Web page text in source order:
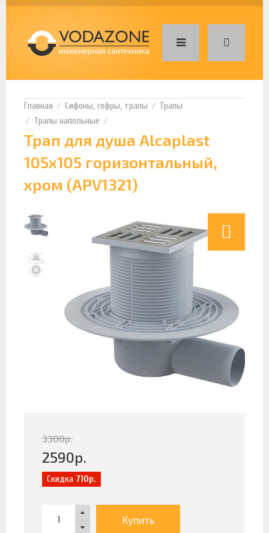
Сифоны, гофры, трапы
Трапы
Трапы напольные
Трап для душа Alcaplast
105х105 горизонтальный,
хром (APV1321)
3300р.
2590р.
Скидка 710р.
Купить